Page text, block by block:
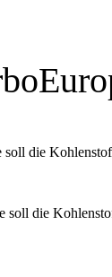
die
die